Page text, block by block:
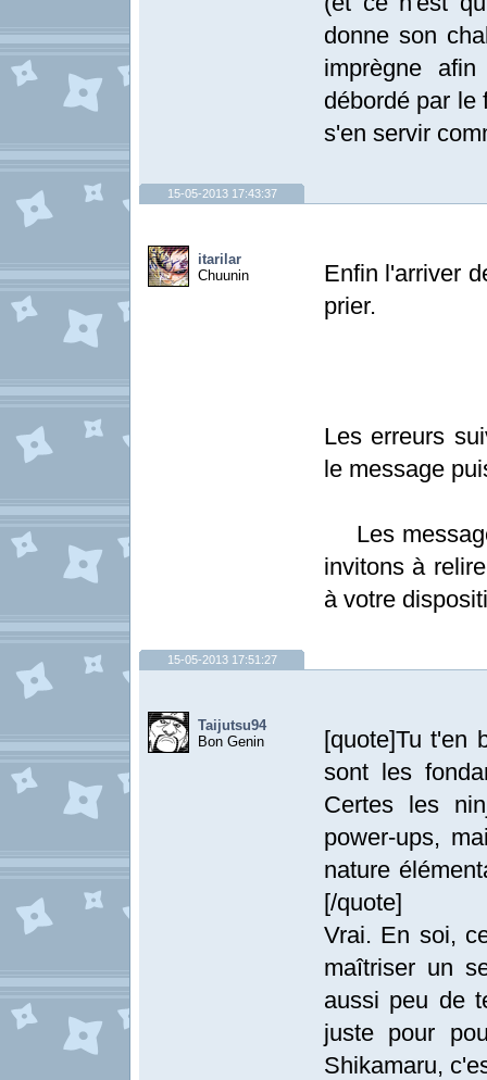
donne son
imprègne
débordé par le
s'en servir
15-05-2013 17:43:37
itarilar
Chuunin
Enfin l'arriver
prier.
Les erreurs
le message
Les
invitons à
à votre
15-05-2013 17:51:27
Taijutsu94
Bon Genin
[quote]Tu t'en
sont les
Certes les
power-ups,
nature
[/quote]
Vrai. En soi,
maîtriser un
aussi peu de
juste pour
Shikamaru,